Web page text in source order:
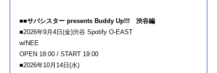
■■サバシスター presents Buddy Up!!! 渋谷編
■2026年9月4日(金)渋谷 Spotify O-EAST
w/NEE
OPEN 18:00 / START 19:00
■2026年10月14日(水)